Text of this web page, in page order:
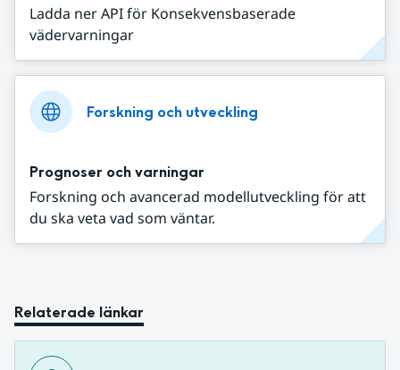
Ladda ner API för Konsekvensbaserade
vädervarningar
Forskning och utveckling
Prognoser och varningar
Forskning och avancerad modellutveckling för att
du ska veta vad som väntar.
Relaterade länkar